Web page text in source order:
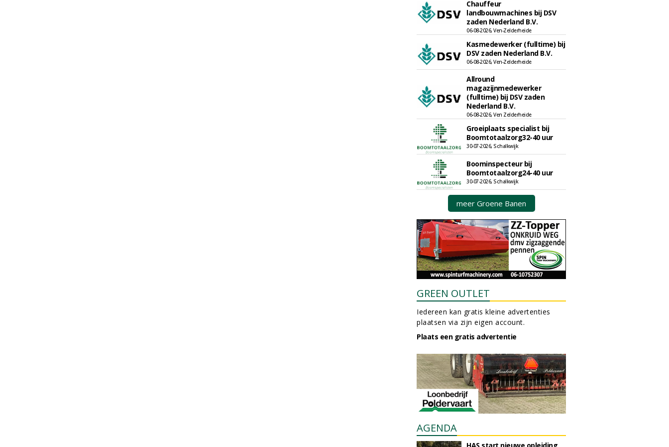
Chauffeur
landbouwmachines bij DSV
zaden Nederland B.V.
06-08-2026, Ven-Zelderheide
Kasmedewerker (fulltime) bij
DSV zaden Nederland B.V.
06-08-2026, Ven-Zelderheide
Allround
magazijnmedewerker
(fulltime) bij DSV zaden
Nederland B.V.
06-08-2026, Ven Zelderheide
Groeiplaats specialist bij
Boomtotaalzorg32-40 uur
30-07-2026, Schalkwijk
Boominspecteur bij
Boomtotaalzorg24-40 uur
30-07-2026, Schalkwijk
meer Groene Banen
GREEN OUTLET
Iedereen kan gratis kleine advertenties
plaatsen via zijn eigen account.
Plaats een gratis advertentie
AGENDA